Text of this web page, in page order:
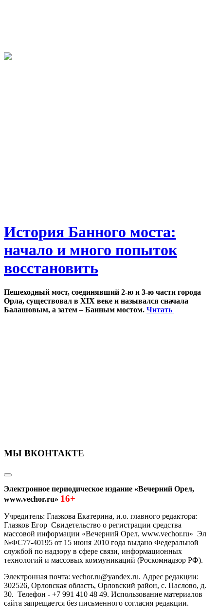
История Банного моста:
начало и много попыток
восстановить
Пешеходный мост, соединявший 2-ю и 3-ю части города
Орла, существовал в XIX веке и назывался сначала
Балашовым, а затем – Банным мостом. Читать
МЫ ВКОНТАКТЕ
Электронное периодическое издание «Вечерний Орел,
www.vechor.ru» 16+
Учредитель: Глазкова Екатерина, и.о. главного редактора:
Глазков Егор Свидетельство о регистрации средства
массовой информации «Вечерний Орел, www.vechor.ru» Эл
№ФС77-40195 от 15 июня 2010 года выдано Федеральной
службой по надзору в сфере связи, информационных
технологий и массовых коммуникаций (Роскомнадзор РФ).
Электронная почта: vechor.ru@yandex.ru. Адрес редакции:
302526, Орловская область, Орловский район, с. Паслово, д.
30. Телефон - +7 991 410 48 49. Использование материалов
сайта запрещается без письменного согласия редакции.